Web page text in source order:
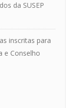
da SUSEP
inscritas para
e Conselho